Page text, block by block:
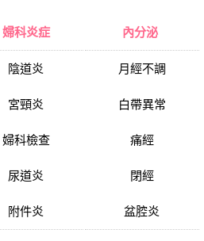
婦科炎症
陰道炎
宮頸炎
婦科檢查
尿道炎
附件炎
內分泌
月經不調
白帶異常
痛經
閉經
盆腔炎